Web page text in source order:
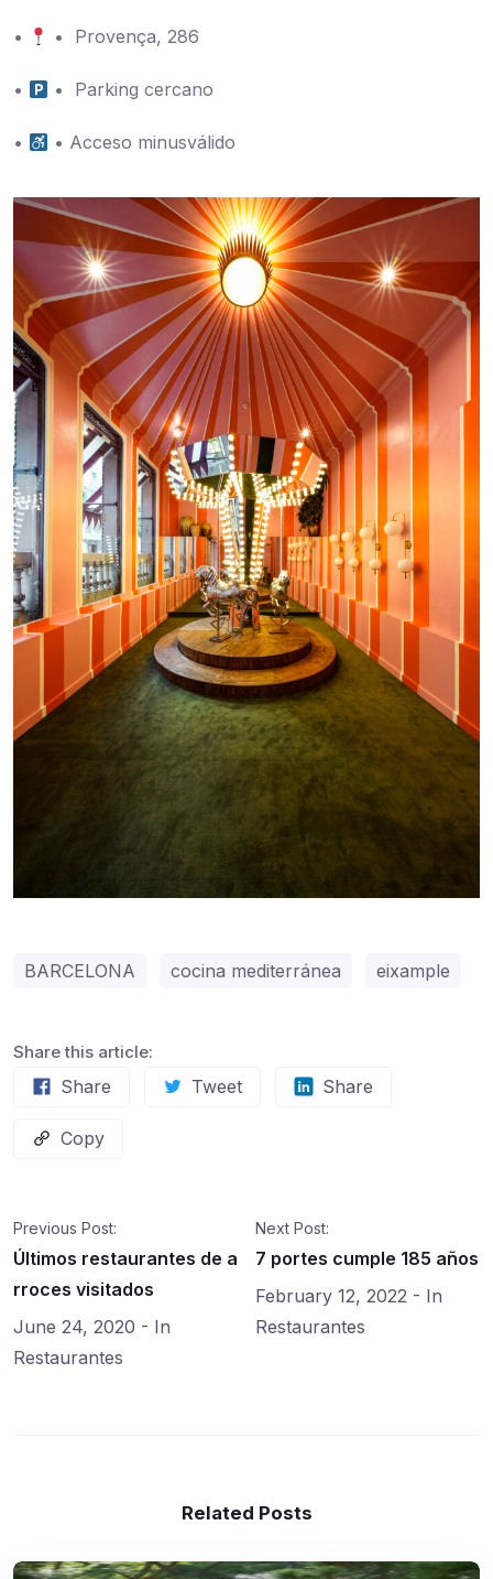
• • Provença, 286
• • Parking cercano
• • Acceso minusválido
BARCELONA cocina mediterránea eixample
Share this article:
Share Tweet Share
Copy
Previous Post:
Últimos restaurantes de a
rroces visitados
June 24, 2020 - In
Restaurantes
Next Post:
7 portes cumple 185 años
February 12, 2022 - In
Restaurantes
Related Posts